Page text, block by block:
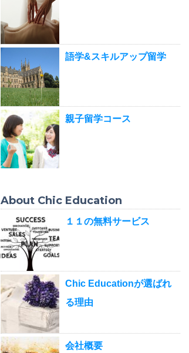
語学&スキルアップ留学
親子留学コース
About Chic Education
１１の無料サービス
Chic Educationが選ばれ
る理由
会社概要